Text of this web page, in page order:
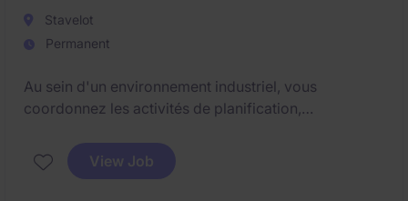
Stavelot
Permanent
Au sein d'un environnement industriel, vous
coordonnez les activités de planification,
d'entreposage. Véritable relais du Supply Chain
Manager, vous encadrez les équipes, assurez le suivi
View Job